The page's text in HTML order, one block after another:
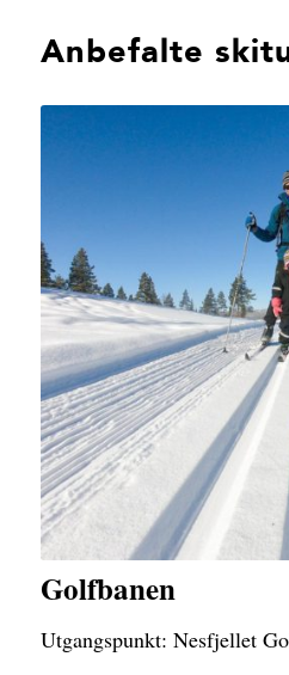
Anbefalte
Golfbanen
Utgangspunkt: Nesfjellet